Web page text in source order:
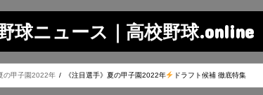
球ニュース｜高校野球.online
の甲子園2022年 《注目選手》夏の甲子園2022年 ドラフト候補 徹底特集